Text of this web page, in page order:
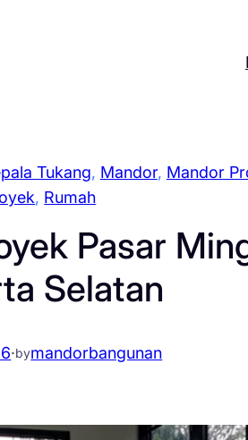
Tukang, Mandor, Mandor
, Rumah
Pasar
Selatan
·bymandorbangunan